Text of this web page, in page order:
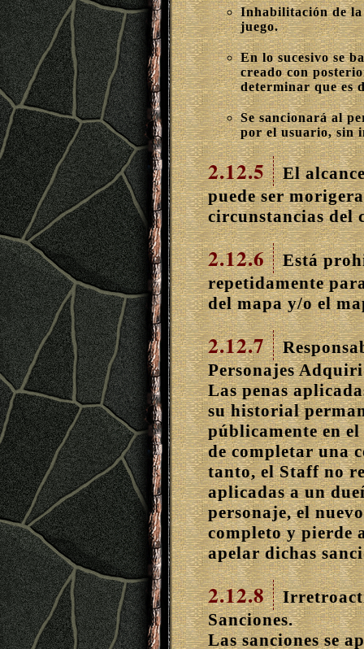
Inhabilitación de
juego.
En lo sucesivo se
creado con
determinar que es
Se sancionará al
por el usuario, sin
2.12.5
El
puede ser
circunstancias del
2.12.6
Está
repetidamente
del mapa y/o el
2.12.7
Personajes
Las penas
su historial
públicamente en
de completar una
tanto, el Staff no
aplicadas a un
personaje, el
completo y pierde
apelar dichas
2.12.8
Sanciones.
Las sanciones se